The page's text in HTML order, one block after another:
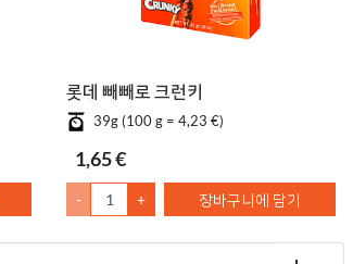
롯데 빼빼로 크런키
39g (100 g = 4,23 €)
1,65 €
- + 장바구니에 담기